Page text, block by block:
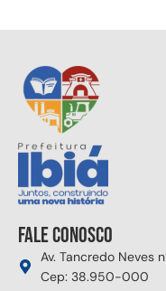
Fale conosco
Av. Tancredo Neves
Cep: 38.950-000